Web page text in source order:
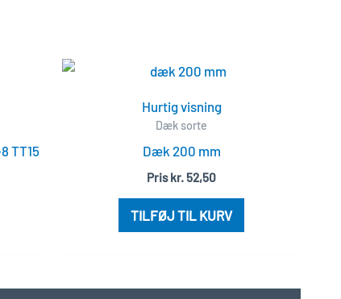
TT15
Hurtig visning
Dæk sorte
Dæk 200 mm
Priskr. 52,50
TILFØJ TIL KURV